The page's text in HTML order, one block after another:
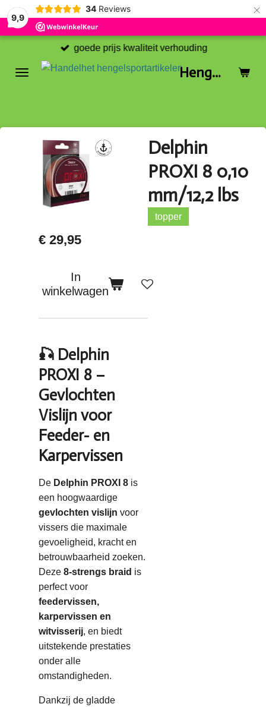
9,9
34 Reviews ×
Hengelsport Nieuw-Buinen
goede prijs kwaliteit verhouding
Delphin
PROXI 8 0,10
mm/12,2 lbs
topper
€ 29,95
In
winkelwagen
🎣 Delphin
PROXI 8 –
Gevlochten
Vislijn voor
Feeder- en
Karpervissen
De Delphin PROXI 8 is
een hoogwaardige
gevlochten vislijn voor
vissers die maximale
gevoeligheid, kracht en
betrouwbaarheid zoeken.
Deze 8-strengs braid is
perfect voor
feedervissen,
karpervissen en
witvisserij, en biedt
uitstekende prestaties
onder alle
omstandigheden.
Dankzij de gladde